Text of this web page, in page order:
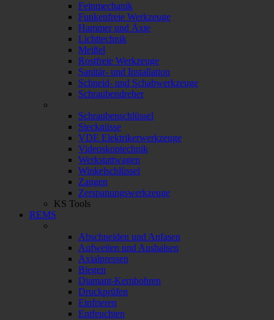
Feinmechanik
Funkenfreie Werkzeuge
Hammer und Äxte
Lichttechnik
Meißel
Rostfreie Werkzeuge
Sanitär- und Installation
Schneid- und Schabwerkzeuge
Schraubendreher
Schraubenschlüssel
Stecknüsse
VDE Elektrikerwerkzeuge
Videoskoptechnik
Werkstattwagen
Winkelschlüssel
Zangen
Zerspanungswerkzeuge
KS Tools
REMS
Abschneiden und Anfasen
Aufweiten und Aushalsen
Axialpressen
Biegen
Diamant-Kernbohren
Druckprüfen
Einfrieren
Entfeuchten